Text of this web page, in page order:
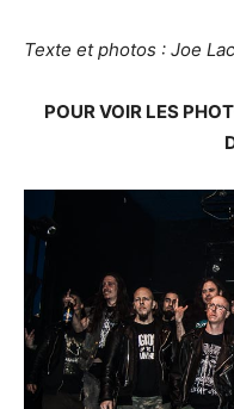
Texte et photos : Joe
POUR VOIR LES